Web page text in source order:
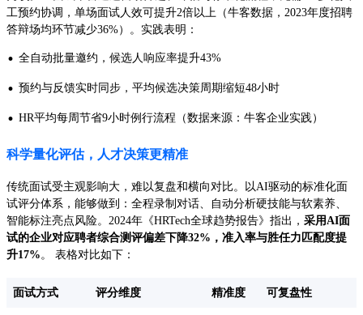
工预约协调，单场面试人效可提升2倍以上（牛客数据，2023年度招聘
答辩场均环节减少36%）。实践表明：
· 全自动批量邀约，候选人响应率提升43%
· 预约与反馈实时同步，平均候选决策周期缩短48小时
· HR平均每周节省9小时例行流程（数据来源：牛客企业实践）
科学量化评估，人才决策更精准
传统面试受主观影响大，难以复盘和横向对比。以AI驱动的标准化面
试评分体系，能够做到：全程录制对话、自动分析硬技能与软素养、
智能标注亮点风险。2024年《HRTech全球趋势报告》指出， 采用AI面
试的企业对应聘者综合测评偏差下降32%，准入率与胜任力匹配度提
升17%。 表格对比如下：
面试方式 评分维度 精准度 可复盘性